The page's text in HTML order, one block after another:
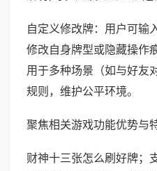
自定义修改牌：用户可输
修改自身牌型或隐藏操作
用于多种场景（如与好友
规则，维护公平环境。
聚焦相关游戏功能优势与
财神十三张怎么刷好牌；